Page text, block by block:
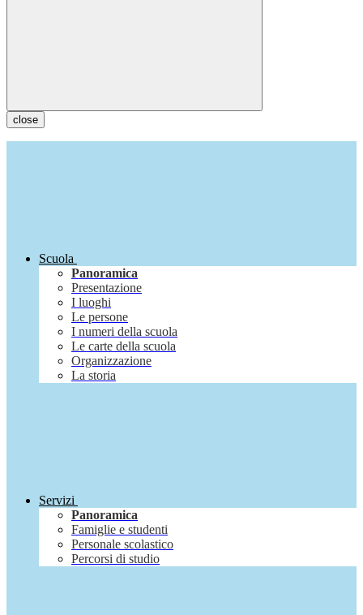
close
Scuola
Panoramica
Presentazione
I luoghi
Le persone
I numeri della scuola
Le carte della scuola
Organizzazione
La storia
Servizi
Panoramica
Famiglie e studenti
Personale scolastico
Percorsi di studio